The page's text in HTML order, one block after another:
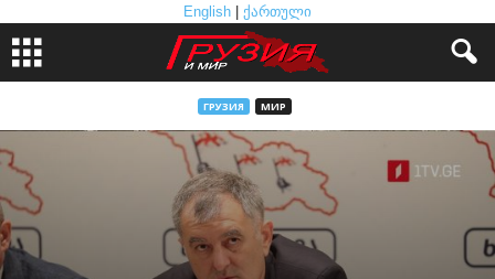
English ქართული
ГРУЗИЯ МИР